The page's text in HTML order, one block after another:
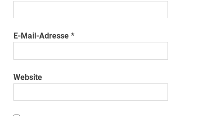
E-Mail-Adresse*
Website